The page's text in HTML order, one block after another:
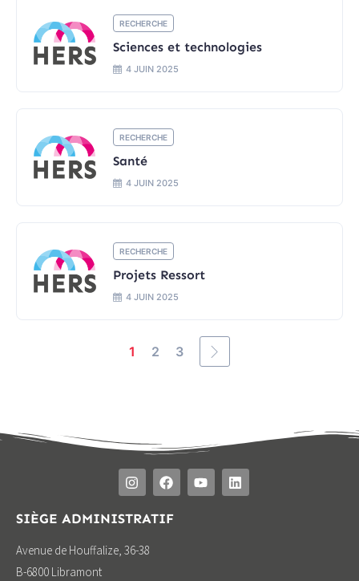
RECHERCHE
Sciences et technologies
4 JUIN 2025
RECHERCHE
Santé
4 JUIN 2025
RECHERCHE
Projets Ressort
4 JUIN 2025
1 2 3
SIÈGE ADMINISTRATIF
Avenue de Houffalize, 36-38
B-6800 Libramont